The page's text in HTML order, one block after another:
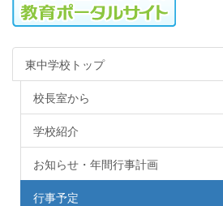
東中学校トップ
校長室から
学校紹介
お知らせ・年間行事計画
行事予定